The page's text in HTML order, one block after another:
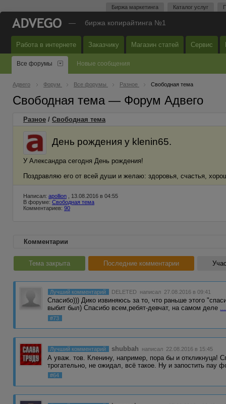
Биржа маркетинга Каталог услуг
— биржа копирайтинга №1
Работа в интернете Заказчику Магазин статей Сервис
Все форумы Новые сообщения
Адвего Форум Все форумы Разное Свободная тема
Свободная тема — Форум Адвего
Разное / Свободная тема
День рождения у klenin65.
У Александра сегодня День рождения!
Поздравляю его от всей души и желаю: здоровья, счастья,
Написал: apollion , 13.08.2016 в 04:55
В форуме: Свободная тема
Комментариев: 90
Комментарии
Тема закрыта Последние комментарии
Лучший комментарий DELETED написал 27.08.2016 в 09:41
Спасибо))) Дико извиняюсь за то, что раньше этого
выбит был) Спасибо всем,ребят-девчат, на самом деле ...
#73
Лучший комментарий shubbah написал 22.08.2016 в 15:45
А уваж. тов. Кленину, например, пора бы и откликнуца!
трогательно, не ожидал, всё такое. Ну и запостить пау
#64